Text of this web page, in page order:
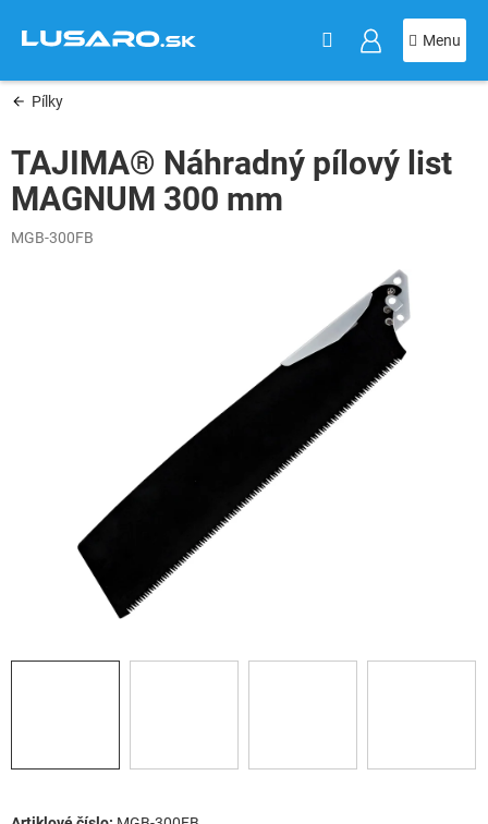
obsah
Pílky
TAJIMA® Náhradný pílový list
MAGNUM 300 mm
MGB-300FB